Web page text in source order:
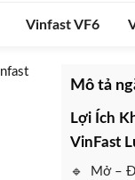
Vinfast VF6
Mô tả
Lợi Ích
VinFast
🔹 Mở –